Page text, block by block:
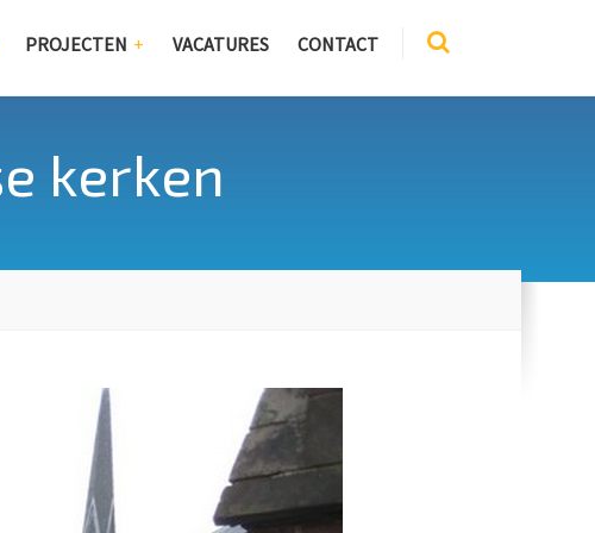
PROJECTEN VACATURES CONTACT
kerken